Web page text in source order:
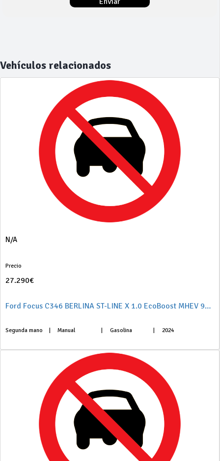
Vehículos relacionados
N/A
Precio
27.290€
Ford Focus C346 BERLINA ST-LINE X 1.0 EcoBoost MHEV 92KW (125CV) S6.2
Segunda mano Manual Gasolina 2024